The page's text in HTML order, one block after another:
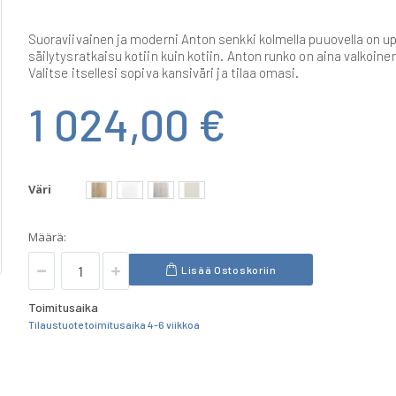
Suoraviivainen ja moderni Anton senkki kolmella puuovella on
säilytysratkaisu kotiin kuin kotiin. Anton runko on aina
Valitse itsellesi sopiva kansiväri ja tilaa omasi.
1 024,00 €
Väri
Määrä:
Lisää Ostoskoriin
Toimitusaika
Tilaustuote toimitusaika 4-6 viikkoa